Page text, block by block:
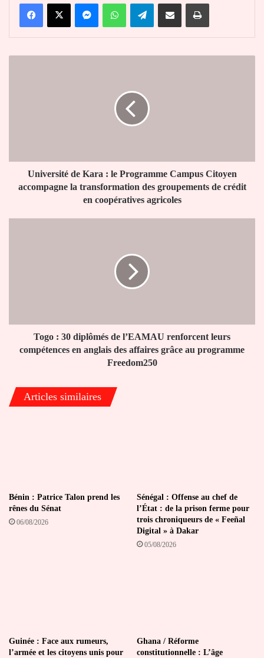
FacebookX MessengerWhatsAppTelegramPartager par email Imprimer
accompagne
transformation
Université de Kara : le Programme Campus Citoyen
accompagne la transformation des groupements de crédit
en coopératives agricoles
compétences
anglais
grâce
au
Togo : 30 diplômés de l’EAMAU renforcent leurs
compétences en anglais des affaires grâce au programme
Freedom250
Articles similaires
Bénin : Patrice Talon prend les
rênes du Sénat
06/08/2026
Sénégal : Offense au chef de
l’État : de la prison ferme pour
trois chroniqueurs de « Feeñal
Digital » à Dakar
05/08/2026
Guinée : Face aux rumeurs,
l’armée et les citoyens unis pour
Ghana / Réforme
constitutionnelle : L’âge